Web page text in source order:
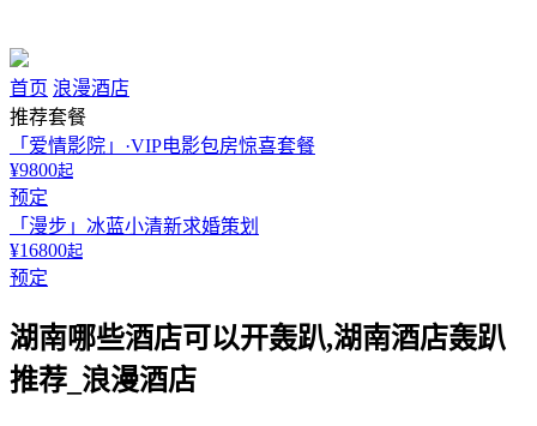
首页 浪漫酒店
推荐套餐
「爱情影院」·VIP电影包房惊喜套餐
¥9800起
预定
「漫步」冰蓝小清新求婚策划
¥16800起
预定
湖南哪些酒店可以开轰趴,湖南酒店轰趴
推荐_浪漫酒店